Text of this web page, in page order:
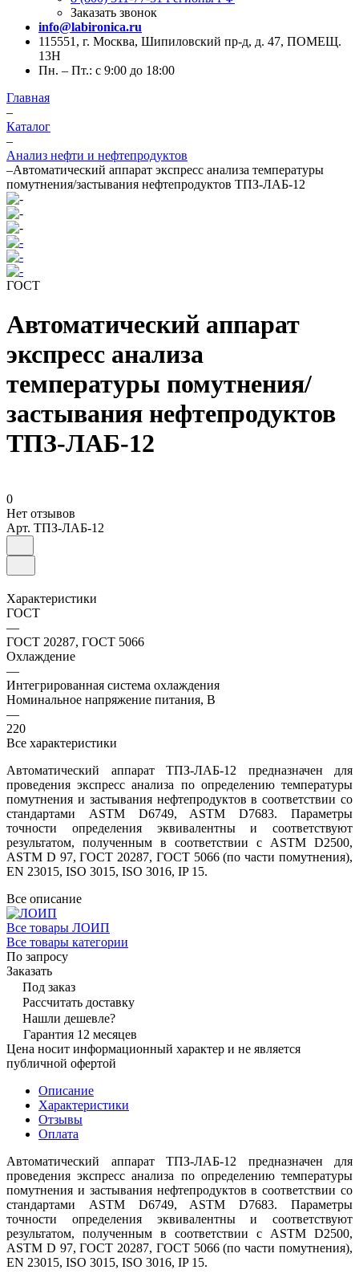
Заказать звонок
info@labironica.ru
115551, г. Москва, Шипиловский пр-д, д. 47, ПОМЕЩ.
13Н
Пн. – Пт.: с 9:00 до 18:00
Главная
–
Каталог
–
Анализ нефти и нефтепродуктов
–Автоматический аппарат экспресс анализа температуры
помутнения/застывания нефтепродуктов ТПЗ-ЛАБ-12
ГОСТ
Автоматический аппарат
экспресс анализа
температуры помутнения/
застывания нефтепродуктов
ТПЗ-ЛАБ-12
0
Нет отзывов
Арт. ТПЗ-ЛАБ-12
Характеристики
ГОСТ
—
ГОСТ 20287, ГОСТ 5066
Охлаждение
—
Интегрированная система охлаждения
Номинальное напряжение питания, В
—
220
Все характеристики
Автоматический аппарат ТПЗ-ЛАБ-12 предназначен для
проведения экспресс анализа по определению температуры
помутнения и застывания нефтепродуктов в соответствии со
стандартами ASTM D6749, ASTM D7683. Параметры
точности определения эквивалентны и соответствуют
результатом, полученным в соответствии с ASTM D2500,
ASTM D 97, ГОСТ 20287, ГОСТ 5066 (по части помутнения),
EN 23015, ISO 3015, ISO 3016, IP 15.
Все описание
Все товары ЛОИП
Все товары категории
По запросу
Заказать
Под заказ
Рассчитать доставку
Нашли дешевле?
Гарантия 12 месяцев
Цена носит информационный характер и не является
публичной офертой
Описание
Характеристики
Отзывы
Оплата
Автоматический аппарат ТПЗ-ЛАБ-12 предназначен для
проведения экспресс анализа по определению температуры
помутнения и застывания нефтепродуктов в соответствии со
стандартами ASTM D6749, ASTM D7683. Параметры
точности определения эквивалентны и соответствуют
результатом, полученным в соответствии с ASTM D2500,
ASTM D 97, ГОСТ 20287, ГОСТ 5066 (по части помутнения),
EN 23015, ISO 3015, ISO 3016, IP 15.